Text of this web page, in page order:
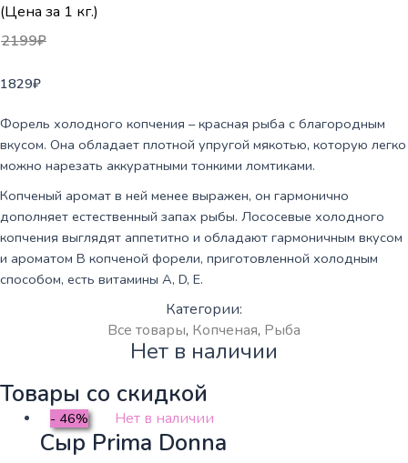
(Цена за 1 кг.)
2199₽
1829₽
Форель холодного копчения – красная рыба с благородным
вкусом. Она обладает плотной упругой мякотью, которую легко
можно нарезать аккуратными тонкими ломтиками.
Копченый аромат в ней менее выражен, он гармонично
дополняет естественный запах рыбы. Лососевые холодного
копчения выглядят аппетитно и обладают гармоничным вкусом
и ароматом В копченой форели, приготовленной холодным
способом, есть витамины A, D, E.
Категории:
Все товары, Копченая, Рыба
Нет в наличии
Товары со скидкой
- 46% Нет в наличии
Сыр Prima Donna